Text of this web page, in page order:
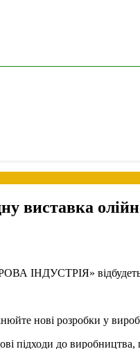
ІНДУСТРІЯ»
нові розробки у
підходи до